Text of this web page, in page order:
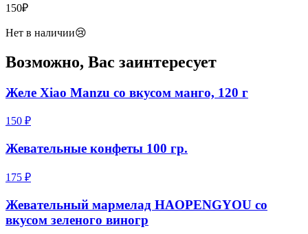
150₽
Нет в наличии😢
Возможно, Вас заинтересует
Желе Xiao Manzu со вкусом манго, 120 г
150 ₽
Жевательные конфеты 100 гр.
175 ₽
Жевательный мармелад HAOPENGYOU со
вкусом зеленого виногр